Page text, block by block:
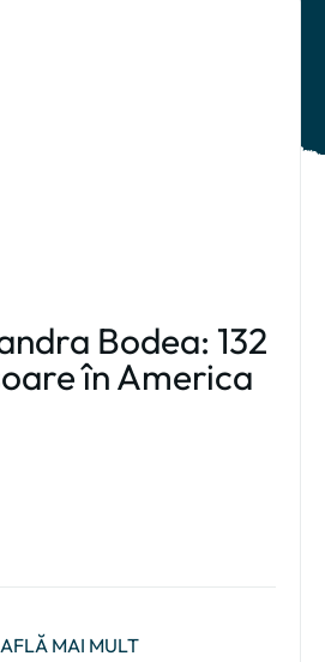
Bodea: 132
în America
AFLĂ MAI MULT